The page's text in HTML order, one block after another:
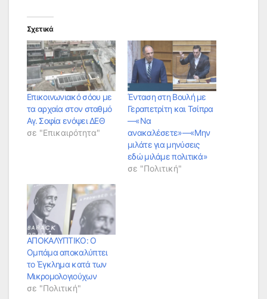
Σχετικά
Επικοινωνιακό σόου με
τα αρχαία στον σταθμό
Αγ. Σοφία ενόψει ΔΕΘ
σε "Επικαιρότητα"
Ένταση στη Βουλή με
Γεραπετρίτη και Τσίπρα
—«Να
ανακαλέσετε»—«Μην
μιλάτε για μηνύσεις
εδώ μιλάμε πολιτικά»
σε "Πολιτική"
ΑΠΟΚΑΛΥΠΤΙΚΟ: Ο
Ομπάμα αποκαλύπτει
το Έγκλημα κατά των
Μικρομολογιούχων
σε "Πολιτική"